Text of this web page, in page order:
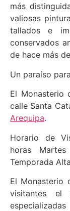
más
valiosas
tallados e
conservados
de hace más
Un paraíso
El Monasterio
calle Santa
Arequipa.
Horario de
horas
Temporada
El Monasterio
visitantes el